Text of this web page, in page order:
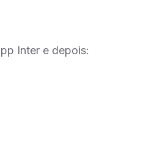
Inter e depois: